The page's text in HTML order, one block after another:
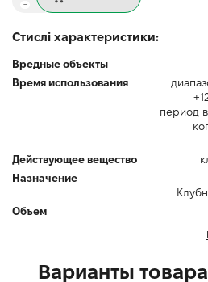
Стислі характеристики:
Вредные объекты
Время использования
период
Действующее вещество
Назначение
Объем
Варианты товара